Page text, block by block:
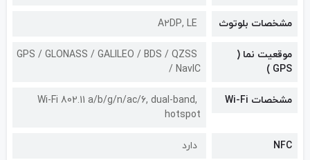
مشخصات بلوتوث A۲DP, LE
موقعیت نما (
GPS )
GPS / GLONASS / GALILEO / BDS / QZSS
/ NavIC
مشخصات Wi-Fi
Wi-Fi 802.11 a/b/g/n/ac/6, dual-band,
hotspot
NFC دارد